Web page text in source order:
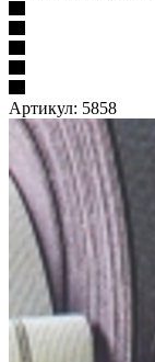
Артикул: 5858